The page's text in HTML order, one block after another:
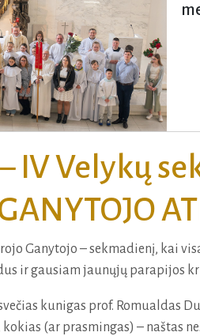
IV Velykų
Ganytojo – sekmadienį, kai
ir gausiam jaunųjų parapijos
kunigas prof. Romualdas
(ar prasmingas) – naštas